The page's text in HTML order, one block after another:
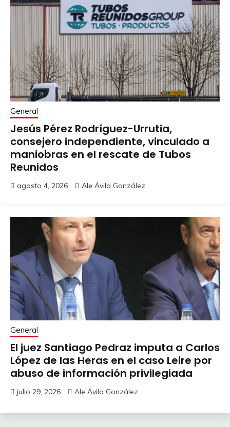
General
Jesús Pérez Rodríguez-Urrutia,
consejero independiente, vinculado a
maniobras en el rescate de Tubos
Reunidos
agosto 4, 2026 Ale Ávila González
General
El juez Santiago Pedraz imputa a Carlos
López de las Heras en el caso Leire por
abuso de información privilegiada
julio 29, 2026 Ale Ávila González